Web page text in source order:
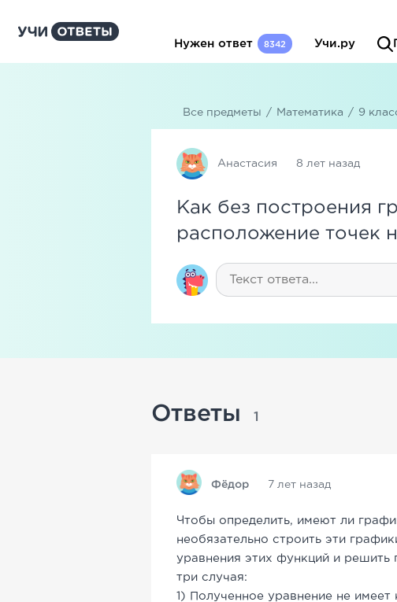
Нужен ответ 8342 Учи.ру
Все предметы / Математика / 9
Анастасия 8 лет назад
Как без построения
расположение точек
Ответы 1
Фёдор 7 лет назад
Чтобы определить, имеют ли
необязательно строить эти
уравнения этих функций и
три случая:
1) Полученное уравнение не